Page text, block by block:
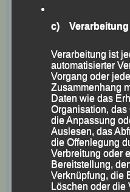
die eigenen
detailliert Revue passieren.
c) Verarbeitung
Verarbeitung ist
automatisierter
Vorgang oder
Zusammenhang
Daten wie das
Organisation, das
die Anpassung
Auslesen, das
die Offenlegung
Verbreitung oder
Bereitstellung,
Verknüpfung, die
Löschen oder die